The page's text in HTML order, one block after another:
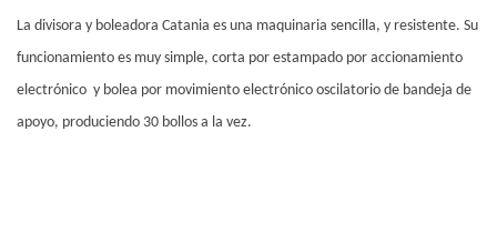
La divisora y boleadora Catania es una maquinaria sencilla, y resistente. Su
funcionamiento es muy simple, corta por estampado por accionamiento
electrónico y bolea por movimiento electrónico oscilatorio de bandeja de
apoyo, produciendo 30 bollos a la vez.